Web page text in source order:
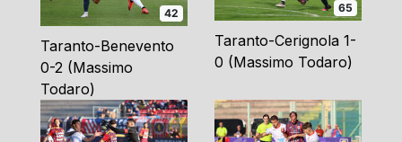
42
Taranto-Benevento
0-2 (Massimo
Todaro)
65
Taranto-Cerignola 1-
0 (Massimo Todaro)